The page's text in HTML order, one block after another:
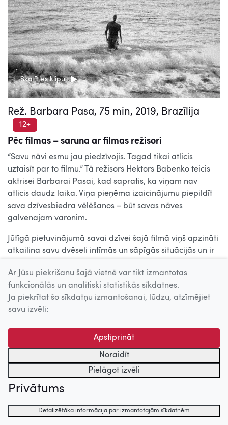
Skatīties klipu
Rež. Barbara Pasa, 75 min, 2019, Brazīlija
12+
Pēc filmas – saruna ar filmas režisori
“Savu nāvi esmu jau piedzīvojis. Tagad tikai atlicis
uztaisīt par to filmu.” Tā režisors Hektors Babenko teicis
aktrisei Barbarai Pasai, kad sapratis, ka viņam nav
atlicis daudz laika. Viņa pieņēma izaicinājumu piepildīt
sava dzīvesbiedra vēlēšanos – būt savas nāves
galvenajam varonim.
Jūtīgā pietuvinājumā savai dzīvei šajā filmā viņš apzināti
atkailina savu dvēseli intīmās un sāpīgās situācijās un ir
pārdomām un fantāzijām. Kino bija Babenko zāles un
barība, kas uzturēja viņā dzīvību.Babenkoir Barbaras
Pasas pirmā pilnmetrāžas filma, bet savā veidā tas ir arī
Hektora pēdējais darbs – filma par darbu pie filmas. Lai
Lasīt vairāk
21:00
PAR MĪLESTĪBU (LESSONS OF LOVE)
Ar Jūsu piekrišanu šajā vietnē var tikt izmantotas
funkcionālās un analītiski statistikās sīkdatnes.
Ja piekrītat šo sīkdatņu izmantošanai, lūdzu, atzīmējiet
savu izvēli:
Apstiprināt
Noraidīt
Pielāgot izvēli
Privātums
Detalizētāka informācija par izmantotajām sīkdatnēm